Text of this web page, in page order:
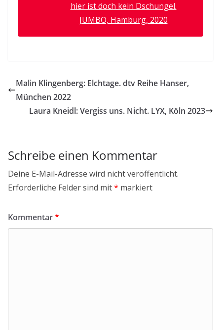
hier ist doch kein Dschungel.
JUMBO, Hamburg, 2020
Malin Klingenberg: Elchtage. dtv Reihe Hanser,
München 2022
Laura Kneidl: Vergiss uns. Nicht. LYX, Köln 2023
Schreibe einen Kommentar
Deine E-Mail-Adresse wird nicht veröffentlicht.
Erforderliche Felder sind mit* markiert
Kommentar*